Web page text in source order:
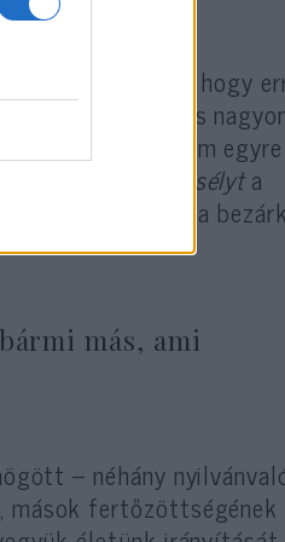
És az, hogy
A nyomás
Fórum
esélyta
növekedésre, a
más, ami
– néhány
fertőzöttségének